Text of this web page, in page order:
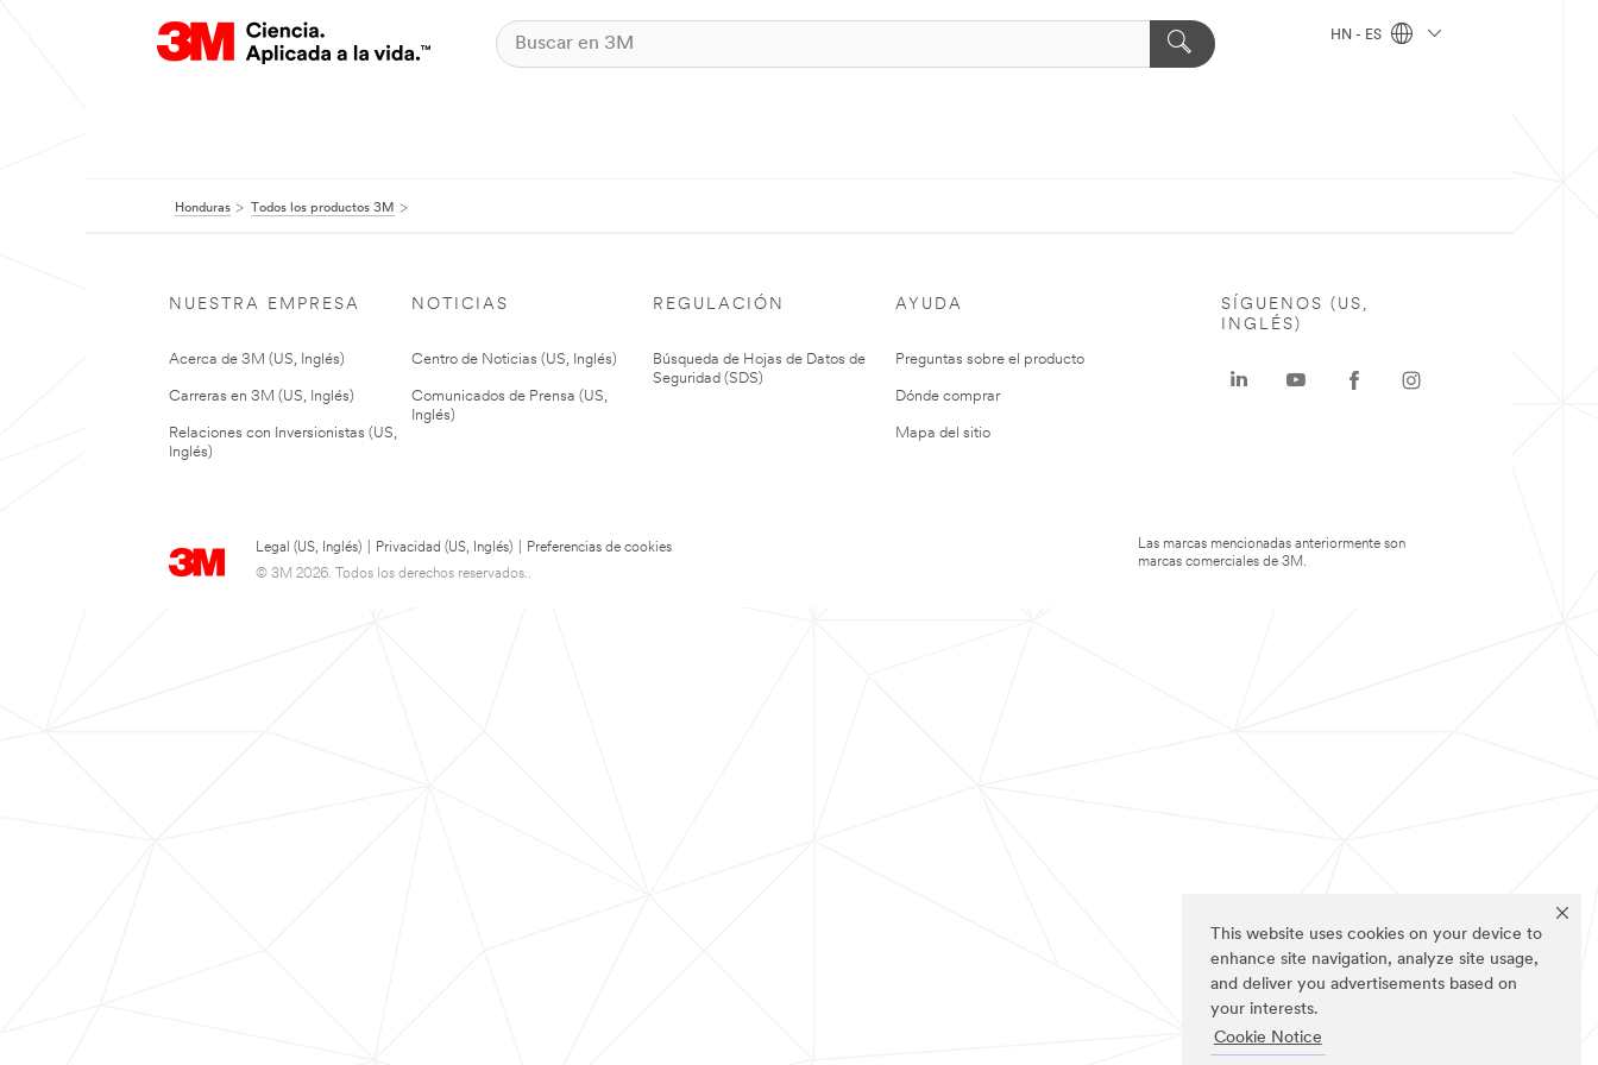
This website uses cookies on your device to
enhance site navigation, analyze site usage,
and deliver you advertisements based on
your interests.
Cookie Notice
HN - ES
Honduras Todos los productos 3M
NUESTRA EMPRESA
Acerca de 3M (US, Inglés)
Carreras en 3M (US, Inglés)
Relaciones con Inversionistas (US,
Inglés)
NOTICIAS
Centro de Noticias (US, Inglés)
Comunicados de Prensa (US,
Inglés)
REGULACIÓN
Búsqueda de Hojas de Datos de
Seguridad (SDS)
AYUDA
Preguntas sobre el producto
Dónde comprar
Mapa del sitio
Legal (US, Inglés) Privacidad (US, Inglés)
Preferencias de cookies
© 3M 2026. Todos los derechos reservados..
SÍGUENOS (US,
INGLÉS)
Las marcas mencionadas anteriormente son
marcas comerciales de 3M.